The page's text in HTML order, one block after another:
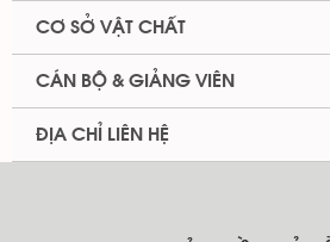
CƠ SỞ VẬT CHẤT
CÁN BỘ & GIẢNG VIÊN
ĐỊA CHỈ LIÊN HỆ